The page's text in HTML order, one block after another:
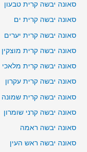
סאונה יבשה קרית טבעון
סאונה יבשה קרית ים
סאונה יבשה קרית יערים
סאונה יבשה קרית מוצקין
סאונה יבשה קרית מלאכי
סאונה יבשה קרית עקרון
סאונה יבשה קרית שמונה
סאונה יבשה קרני שומרון
סאונה יבשה ראמה
סאונה יבשה ראש העין